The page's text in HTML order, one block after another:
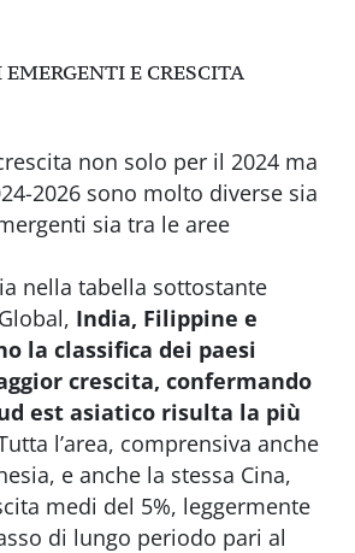
E CRESCITA
non solo per il 2024 ma
2026 sono molto diverse sia
sia tra le aree
nella tabella sottostante
India, Filippine e
la classifica dei paesi
crescita, confermando
est asiatico risulta la più
l’area, comprensiva anche
e anche la stessa Cina,
medi del 5%, leggermente
di lungo periodo pari al